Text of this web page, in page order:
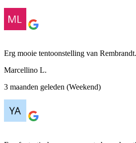
Erg mooie tentoonstelling van Rembrandt.
Marcellino L.
3 maanden geleden (Weekend)